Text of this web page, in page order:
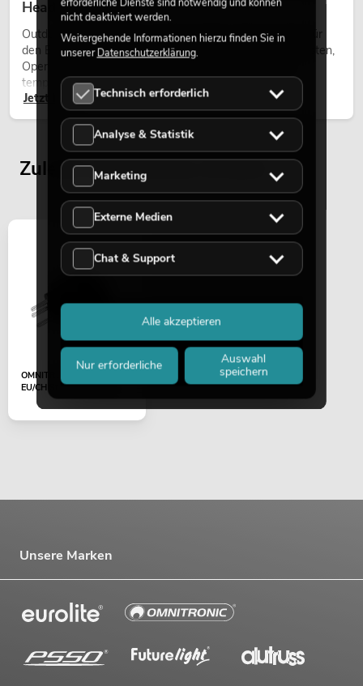
Heads bei Events
Outdoor Moving-Heads sind bewegliche Scheinwerfer für
den Einsatz im Freien. Sie werden bei Festivals, Stadtfesten,
Open-Air-Konzerten, Architekturinszenierungen und
temporären Außeninstallationen eingesetzt.
Jetzt lesen
Zuletzt angesehene Artikel
OMNITRONIC Adapter
EU/CH Stecker 10A sw
Unsere Marken
nicht deaktiviert werden.
Weitergehende Informationen hierzu finden Sie in
unsererDatenschutzerklärung.
Technisch erforderlich
Analyse & Statistik
Marketing
Externe Medien
Chat & Support
Nur erforderliche
Auswahl
speichern
Alle akzeptieren